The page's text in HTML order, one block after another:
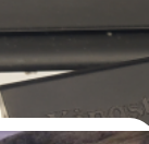
ห้รองรับแอปส่วน
อว่าคนที่อยากจะ
ว่าจะต้องทำ
ามารถใช้วิธีนี้กับ
ครับ เช่น